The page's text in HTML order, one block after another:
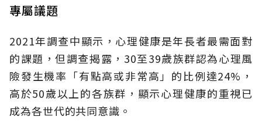
專屬議題
2021年調查中顯示，心理健康是年長者最需面對
的課題，但調查揭露，30至39歲族群認為心理風
險發生機率「有點高或非常高」的比例達24%，
高於50歲以上的各族群，顯示心理健康的重視已
成為各世代的共同意識。